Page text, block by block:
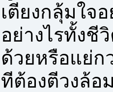
เตียงกลุ้มใจ
อย่างไรทั้งชี
ด้วยหรือแย่ก
ทีต้องตีวงล้อ